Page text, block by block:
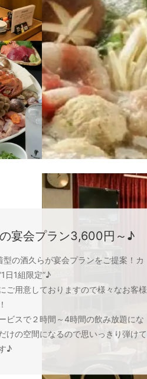
宴会プラン3,600円～♪
の酒久らが宴会プランをご提案！カ
日1組限定”♪
ご用意しておりますので様々なお客様
ビスで２時間～4時間の飲み放題にな
けの空間になるので思いっきり弾けて
♪